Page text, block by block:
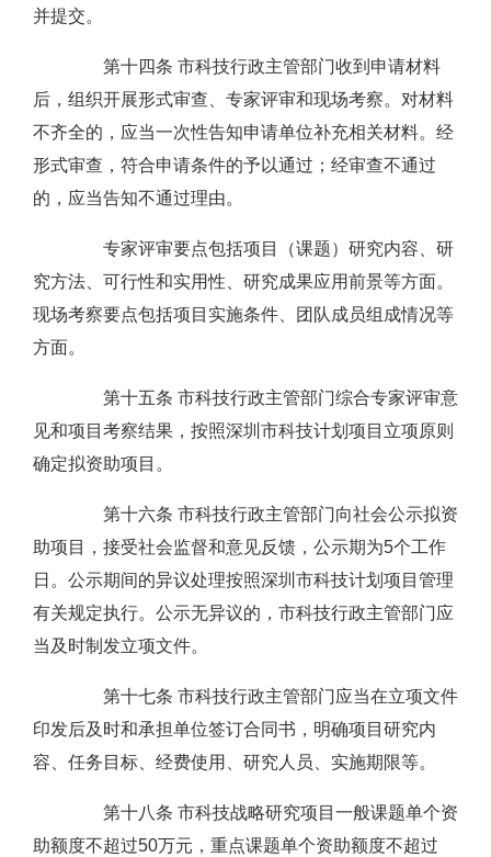
并提交。
第十四条 市科技行政主管部门收到申请材料
后，组织开展形式审查、专家评审和现场考察。对材料
不齐全的，应当一次性告知申请单位补充相关材料。经
形式审查，符合申请条件的予以通过；经审查不通过
的，应当告知不通过理由。
专家评审要点包括项目（课题）研究内容、研
究方法、可行性和实用性、研究成果应用前景等方面。
现场考察要点包括项目实施条件、团队成员组成情况等
方面。
第十五条 市科技行政主管部门综合专家评审意
见和项目考察结果，按照深圳市科技计划项目立项原则
确定拟资助项目。
第十六条 市科技行政主管部门向社会公示拟资
助项目，接受社会监督和意见反馈，公示期为5个工作
日。公示期间的异议处理按照深圳市科技计划项目管理
有关规定执行。公示无异议的，市科技行政主管部门应
当及时制发立项文件。
第十七条 市科技行政主管部门应当在立项文件
印发后及时和承担单位签订合同书，明确项目研究内
容、任务目标、经费使用、研究人员、实施期限等。
第十八条 市科技战略研究项目一般课题单个资
助额度不超过50万元，重点课题单个资助额度不超过